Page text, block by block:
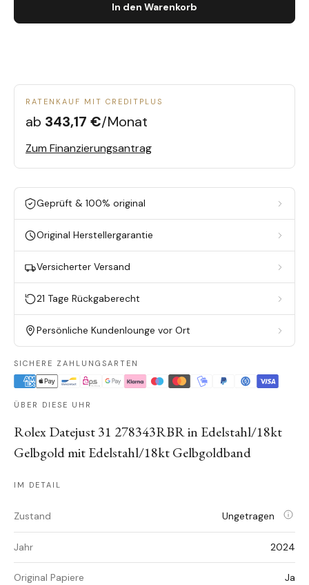
In den Warenkorb
RATENKAUF MIT CREDITPLUS
ab 343,17 €/Monat
Zum Finanzierungsantrag
Geprüft & 100% original
Original Herstellergarantie
Versicherter Versand
21 Tage Rückgaberecht
Persönliche Kundenlounge vor Ort
SICHERE ZAHLUNGSARTEN
ÜBER DIESE UHR
Rolex Datejust 31 278343RBR in Edelstahl/18kt
Gelbgold mit Edelstahl/18kt Gelbgoldband
IM DETAIL
Zustand Ungetragen
Jahr 2024
Original Papiere Ja